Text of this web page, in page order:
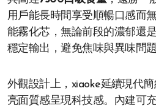
用戶能長時間享受順暢口感而
能霧化芯，無論前段的濃郁還
穩定輸出，避免焦味與異味問題
外觀設計上，xiaoke延續現代
亮面質感呈現科技感。內建可